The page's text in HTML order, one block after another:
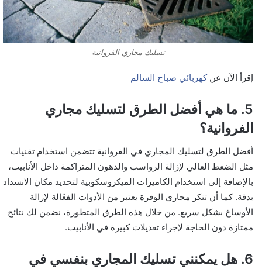
تسليك مجاري الفروانية
إقرأ الآن عنكهربائي صباح السالم
5. ما هي أفضل الطرق لتسليك مجاري
الفروانية؟
أفضل الطرق لتسليك المجاري في الفروانية تتضمن استخدام تقنيات
مثل الضغط العالي لإزالة الرواسب والدهون المتراكمة داخل الأنابيب،
بالإضافة إلى استخدام الكاميرات الميكروسكوبية لتحديد مكان الانسداد
بدقة. كما أن تنكر مجاري الوفرة يعتبر من الأدوات الفعّالة لإزالة
الأوساخ بشكل سريع. من خلال هذه الطرق المتطورة، نضمن لك نتائج
ممتازة دون الحاجة لإجراء تعديلات كبيرة في الأنابيب.
6. هل يمكنني تسليك المجاري بنفسي في